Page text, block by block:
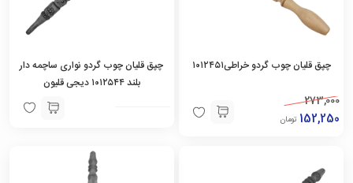
چپق قلیان چوب گردو خراطی۱۰۱۲۴۵۱
273,000
152,250 تومان
چپق قلیان چوب گردو نواری ساچمه دار
بلند ۱۰۱۲۵۴۴ دیجی قلیون